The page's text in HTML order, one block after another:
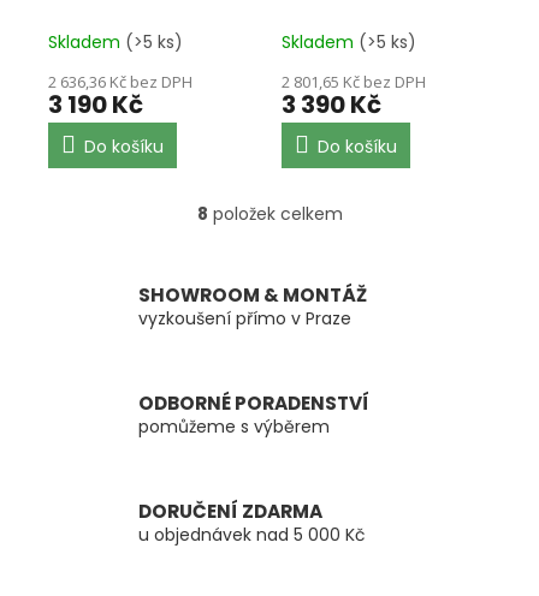
Skladem (>5 ks)
2 636,36 Kč bez DPH
3 190 Kč
Do košíku
Skladem (>5 ks)
2 801,65 Kč bez DPH
3 390 Kč
Do košíku
O
á
d
p
r
y
v
ý
8 položek celkem
SHOWROOM & MONTÁŽ
vyzkoušení přímo v Praze
ODBORNÉ PORADENSTVÍ
pomůžeme s výběrem
DORUČENÍ ZDARMA
u objednávek nad 5 000 Kč